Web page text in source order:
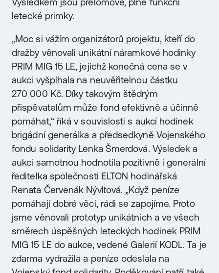
letecké primky.
„Moc si vážím organizátorů projektu, kteří do
dražby věnovali unikátní náramkové hodinky
PRIM MIG 15 LE, jejichž konečná cena se v
aukci vyšplhala na neuvěřitelnou částku
270 000 Kč. Díky takovým štědrým
přispěvatelům může fond efektivně a účinně
pomáhat,“ říká v souvislosti s aukcí hodinek
brigádní generálka a předsedkyně Vojenského
fondu solidarity Lenka Šmerdová. Výsledek a
aukci samotnou hodnotila pozitivně i generální
ředitelka společnosti ELTON hodinářská
Renata Červenák Nývltová. „Když peníze
pomáhají dobré věci, rádi se zapojíme. Proto
jsme věnovali prototyp unikátních a ve všech
směrech úspěšných leteckých hodinek PRIM
MIG 15 LE do aukce, vedené Galerií KODL. Ta je
zdarma vydražila a peníze odeslala na